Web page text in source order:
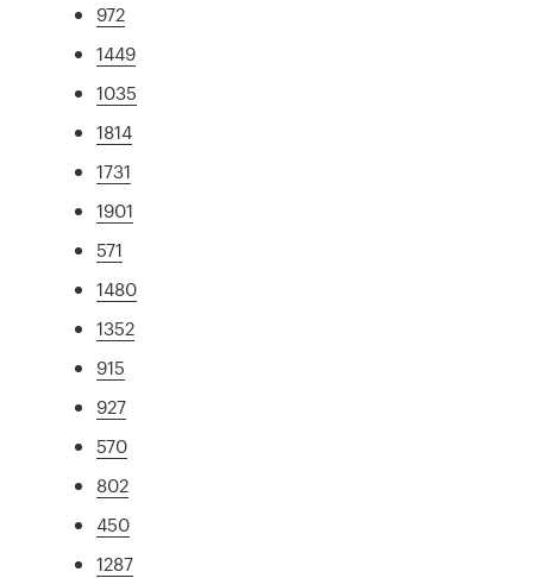
972
1449
1035
1814
1731
1901
571
1480
1352
915
927
570
802
450
1287